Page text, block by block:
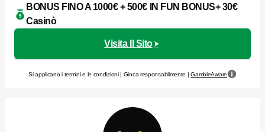
BONUS FINO A 1000€ + 500€ IN FUN BONUS+ 30€
Casinò
Visita Il Sito
Si applicano i termini e le condizioni | Gioca responsabilmente |GambleAware